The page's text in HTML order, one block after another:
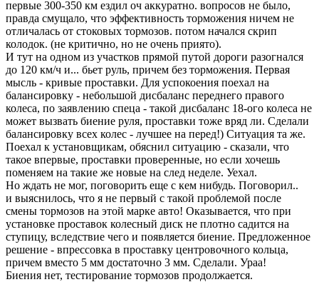
первые 300-350 км ездил оч аккуратно. вопросов не было,
правда смущало, что эффективность торможения ничем не
отличалась от стоковых тормозов. потом начался скрип
колодок. (не критично, но не очень приято).
И тут на одном из участков прямой путой дороги разогнался
до 120 км/ч и... бьет руль, причем без торможения. Первая
мысль - кривые проставки. Для успокоения поехал на
балансировку - небольшой дисбаланс переднего правого
колеса, по заявлению спеца - такой дисбаланс 18-ого колеса не
может вызвать биение руля, проставки тоже вряд ли. Сделали
балансировку всех колес - лучшее на перед!) Ситуация та же.
Поехал к установщикам, обяснил ситуацию - сказали, что
такое впервые, проставки проверенные, но если хочешь
поменяем на такие же новые на след неделе. Уехал.
Но ждать не мог, поговорить еще с кем нибудь. Поговорил..
и выяснилось, что я не первый с такой проблемой после
смены тормозов на этой марке авто! Оказывается, что при
установке проставок колесный диск не плотно садится на
ступицу, вследствие чего и появляется биение. Предложенное
решение - впрессовка в проставку центровочного кольца,
причем вместо 5 мм достаточно 3 мм. Сделали. Ураа!
Биения нет, тестирование тормозов продолжается.